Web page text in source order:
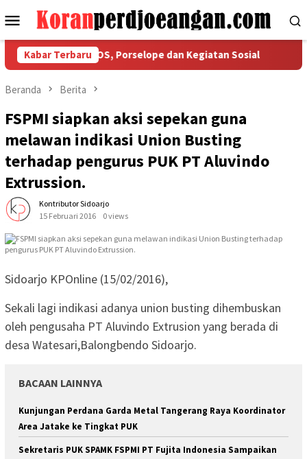
ke
Menu
Mobile
Kabar Terbaru
Ketaatan COS, Porselope dan Kegiatan Sosial Isu
Beranda Berita
FSPMI siapkan aksi sepekan guna
melawan indikasi Union Busting
terhadap pengurus PUK PT Aluvindo
Extrussion.
Kontributor Sidoarjo
15 Februari 2016
0 views
Sidoarjo KPOnline (15/02/2016),
Sekali lagi indikasi adanya union busting dihembuskan
oleh pengusaha PT Aluvindo Extrusion yang berada di
desa Watesari,Balongbendo Sidoarjo.
BACAAN LAINNYA
Kunjungan Perdana Garda Metal Tangerang Raya Koordinator
Area Jatake ke Tingkat PUK
Sekretaris PUK SPAMK FSPMI PT Fujita Indonesia Sampaikan